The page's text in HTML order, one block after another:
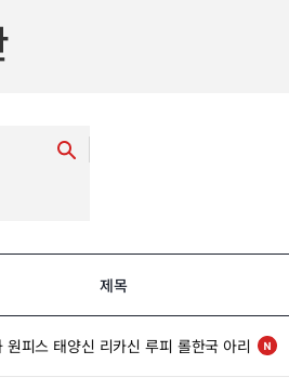
제목
원피스 태양신 리카신 루피 롤한국 아리